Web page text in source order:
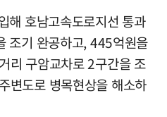
해 호남고속도로지선 통과
조기 완공하고, 445억원을
리 구암교차로 2구간을 조
변도로 병목현상을 해소하